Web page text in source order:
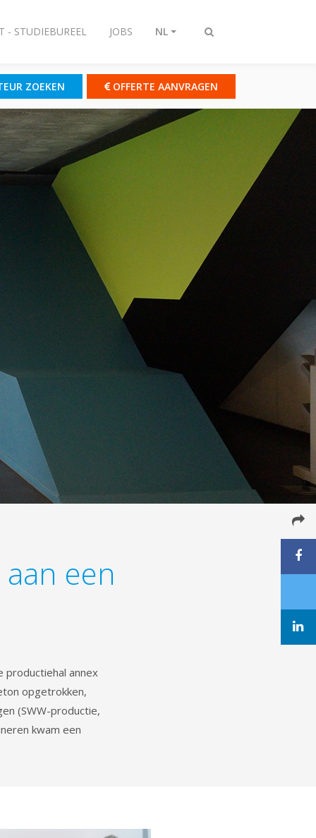
Zoeken
- STUDIEBUREEL JOBS NL
ZOEKEN OFFERTE AANVRAGEN
een
productiehal annex
opgetrokken,
(SWW-productie,
kwam een